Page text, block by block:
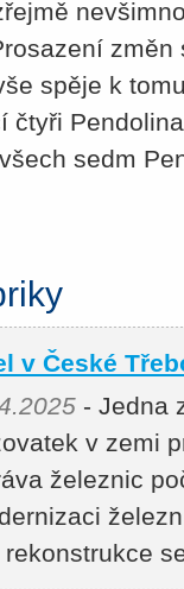
spěje k
čtyři
sedm
v České
- Jedna
v zemi
železnic
rekonstrukce